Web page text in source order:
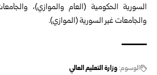
السورية الحكومية (العام والموازي)،
والجامعات غير السورية (الموازي).‏
الوسوم:وزارة التعليم العالي